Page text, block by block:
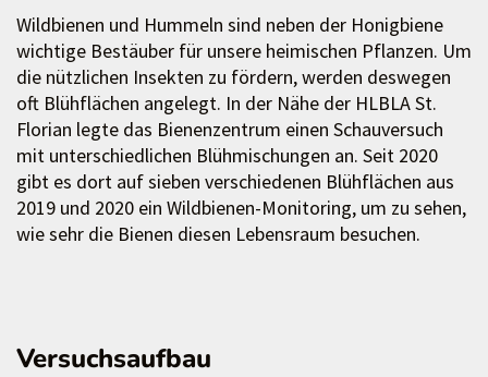
Wildbienen und Hummeln sind neben der Honigbiene
wichtige Bestäuber für unsere heimischen Pflanzen. Um
die nützlichen Insekten zu fördern, werden deswegen
oft Blühflächen angelegt. In der Nähe der HLBLA St.
Florian legte das Bienenzentrum einen Schauversuch
mit unterschiedlichen Blühmischungen an. Seit 2020
gibt es dort auf sieben verschiedenen Blühflächen aus
2019 und 2020 ein Wildbienen-Monitoring, um zu sehen,
wie sehr die Bienen diesen Lebensraum besuchen.
Versuchsaufbau